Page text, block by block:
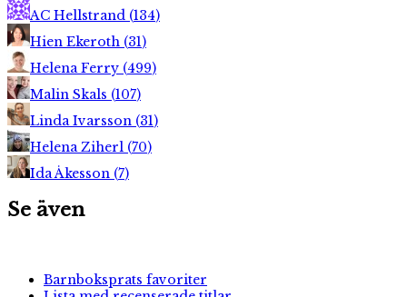
AC Hellstrand (134)
Hien Ekeroth (31)
Helena Ferry (499)
Malin Skals (107)
Linda Ivarsson (31)
Helena Ziherl (70)
Ida Åkesson (7)
Se även
Barnboksprats favoriter